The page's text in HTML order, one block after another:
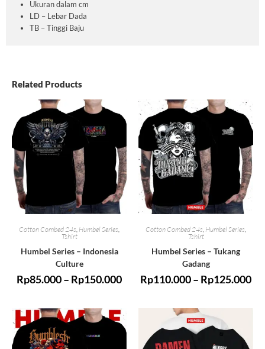
Ukuran dalam cm
LD – Lebar Dada
TB – Tinggi Baju
Related Products
Cotton Combed 24s, Humbel Series,
Tshirt
Humbel Series – Indonesia
Culture
Rp85.000– Rp150.000
Cotton Combed 24s, Humbel Series,
Tshirt
Humbel Series – Tukang
Gadang
Rp110.000– Rp125.000